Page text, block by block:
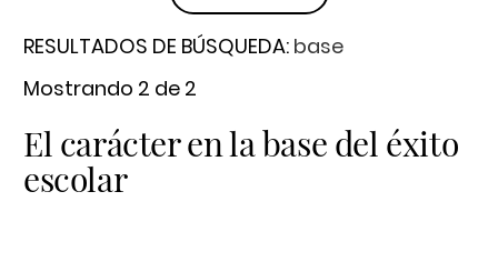
RESULTADOS DE BÚSQUEDA: base
Mostrando 2 de 2
El carácter en la base del éxito
escolar